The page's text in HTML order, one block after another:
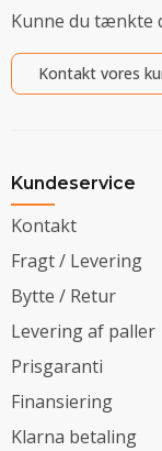
Kunne du tænkte
Kontakt vores
Kundeservice
Kontakt
Fragt / Levering
Bytte / Retur
Levering af paller
Prisgaranti
Finansiering
Klarna betaling